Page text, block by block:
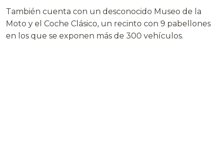
También cuenta con un desconocido Museo de la
Moto y el Coche Clásico, un recinto con 9 pabellones
en los que se exponen más de 300 vehículos.